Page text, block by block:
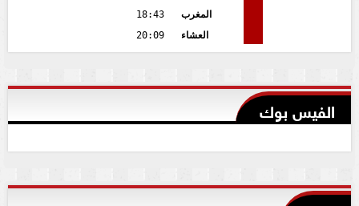
المغرب
18:43
العشاء
20:09
الفيس بوك